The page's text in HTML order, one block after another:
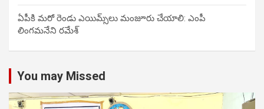
ఏపీకి మరో రెండు ఎయిమ్స్‌లు మంజూరు చేయాలి: ఎంపీ
లింగమనేని రమేశ్
You may Missed